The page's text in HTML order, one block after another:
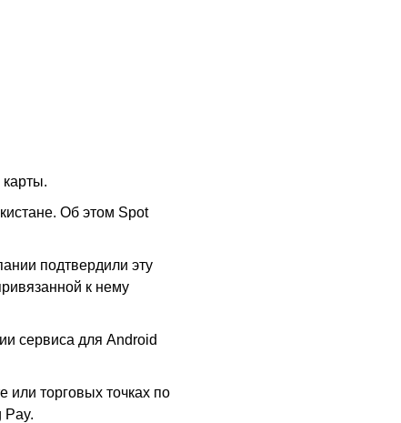
Об этом Spot
подтвердили эту
к нему
сервиса для Android
или торговых точках по
Pay.